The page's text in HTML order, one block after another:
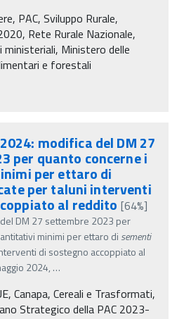
PAC, Sviluppo Rurale,
Rete Rurale Nazionale,
Ministero delle
e forestali
modifica del DM 27
per quanto concerne i
per ettaro di
per taluni interventi
al reddito [64%]
DM 27 settembre 2023 per
minimi per ettaro di sementi
di sostegno accoppiato al
2024, …
Canapa, Cereali e Trasformati,
Strategico della PAC 2023-